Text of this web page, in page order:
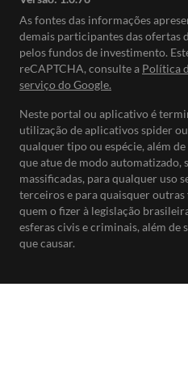
As fontes das informações
demais participantes das ofertas
pelos fundos de investimento.
reCAPTCHA, consulte a Política
serviço do Google.
Neste portal ou aplicativo é
utilização de aplicativos spider
qualquer tipo ou espécie, além
que atue de modo automatizado,
massificadas, para qualquer uso
terceiros e para quaisquer
quem o fizer à legislação
esferas civis e criminais, além de
que causar.